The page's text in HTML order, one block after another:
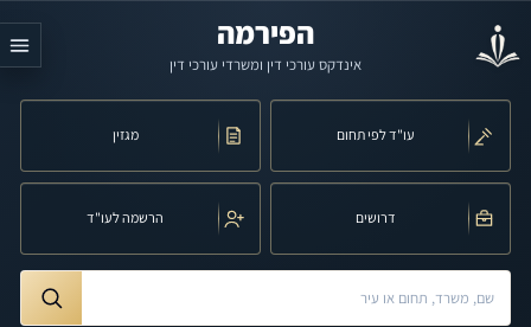
הפירמה
אינדקס עורכי דין ומשרדי עורכי דין
עו"ד לפי תחום מגזין
דרושים הרשמה לעו"ד
חיפוש לפי שם, משרד, תחום משפט או עיר